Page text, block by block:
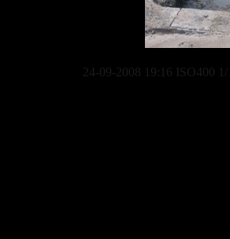
24-09-2008 19:16 ISO400